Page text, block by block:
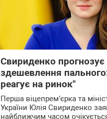
Свириденко прогнозує
здешевлення
реагує на ринок"
Перша віцепрем’єрка та
України Юлія Свириденко
найближчим часом